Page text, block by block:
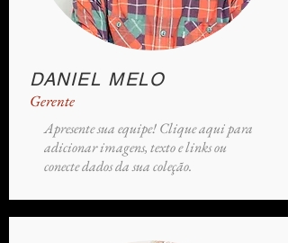
DANIEL MELO
Gerente
Apresente sua equipe! Clique aqui para
adicionar imagens, texto e links ou
conecte dados da sua coleção.